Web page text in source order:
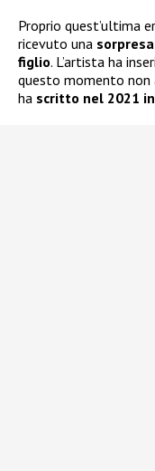
Proprio quest’ultima
ricevuto una
figlio. L’artista ha
questo momento non
ha scritto nel 2021